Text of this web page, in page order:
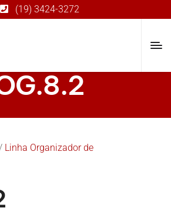
(19) 3424-3272
Linha Organizador de